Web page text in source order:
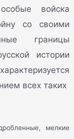
войска
со своими
границы
истории
всех таких
мелкие